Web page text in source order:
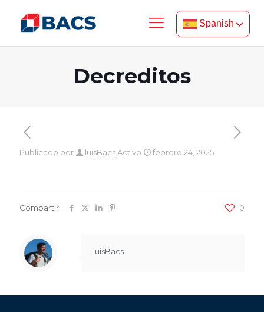
Spanish
Decreditos
Publicado por luisBacsActivo febrero 24, 2025
Compartir 0
luisBacs